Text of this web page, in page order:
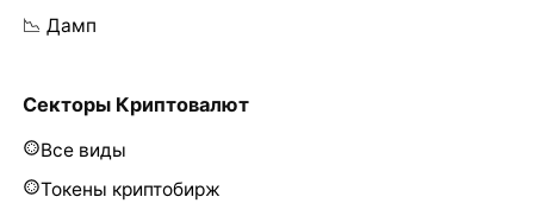
📉 Дамп
Секторы Криптовалют
Все виды
Токены криптобирж